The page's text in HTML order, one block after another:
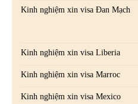
Kinh nghiệm xin visa Đan Mạch
Kinh nghiệm xin visa Liberia
Kinh nghiệm xin visa Marroc
Kinh nghiệm xin visa Mexico